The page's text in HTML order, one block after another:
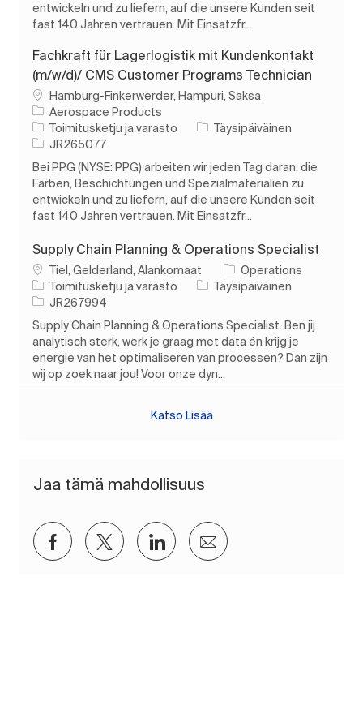
entwickeln und zu liefern, auf die unsere Kunden seit
fast 140 Jahren vertrauen. Mit Einsatzfr...
Fachkraft für Lagerlogistik mit Kundenkontakt
(m/w/d)/ CMS Customer Programs Technician
PaikkaHamburg-Finkerwerder, Hampuri, Saksa
Aerospace Products
Luokka
Toimitusketju ja varasto Työn tyyppi
Täysipäiväinen
Työn tunnus
JR265077
Bei PPG (NYSE: PPG) arbeiten wir jeden Tag daran, die
Farben, Beschichtungen und Spezialmaterialien zu
entwickeln und zu liefern, auf die unsere Kunden seit
fast 140 Jahren vertrauen. Mit Einsatzfr...
Supply Chain Planning & Operations Specialist
PaikkaTiel, Gelderland, Alankomaat
Operations
Luokka
Toimitusketju ja varasto Työn tyyppi
Täysipäiväinen
Työn tunnus
JR267994
Supply Chain Planning & Operations Specialist. Ben jij
analytisch sterk, werk je graag met data én krijg je
energie van het optimaliseren van processen? Dan zijn
wij op zoek naar jou! Voor onze dyn...
Katso Lisää
Jaa tämä mahdollisuus
Jaa Facebookin kautta
Jaa Twitterissä
Jaa LinkedInin kautta
Jaa sähköpostitse